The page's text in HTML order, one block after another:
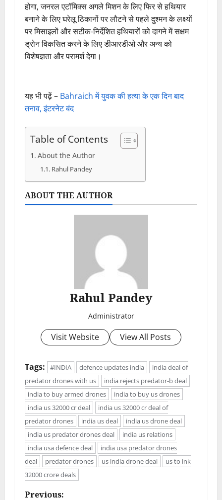
होगा, जनरल एटॉमिक्स अगले मिशन के लिए फिर से हथियार
बनाने के लिए घरेलू ठिकानों पर लौटने से पहले दुश्मन के लक्ष्यों
पर मिसाइलों और सटीक-निर्देशित हथियारों को दागने में सक्षम
ड्रोन विकसित करने के लिए डीआरडीओ और अन्य को
विशेषज्ञता और परामर्श देगा।
यह भी पढ़ें – Bahraich में युवक की हत्या के एक दिन बाद
तनाव, इंटरनेट बंद
Table of Contents
About the Author
Rahul Pandey
ABOUT THE AUTHOR
Rahul Pandey
Administrator
Visit Website View All Posts
Tags: #INDIA defence updates india
india deal of
predator drones with us
india rejects predator-b deal
india to buy armed drones
india to buy us drones
india us 32000 cr deal
india us 32000 cr deal of
predator drones
india us deal
india us drone deal
india us predator drones deal
india us relations
india usa defence deal
india usa predator drones
deal
predator drones us india drone deal
us to ink
32000 crore deals
Previous: